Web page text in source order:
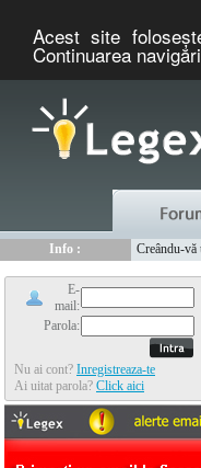
Acest site
Continuarea
Info :
E-
mail:
Parola:
Nu ai cont? Inregistreaza-te
Ai uitat parola? Click aici